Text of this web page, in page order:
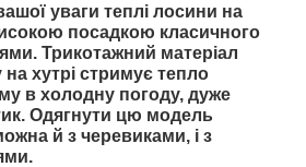
уваги теплі лосини на
посадкою класичного
Трикотажний матеріал
хутрі стримує тепло
в холодну погоду, дуже
Одягнути цю модель
й з черевиками, і з